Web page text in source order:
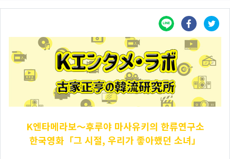
K엔타메라보～후루야 마사유키의 한류연구소
한국영화「그 시절, 우리가 좋아했던 소녀」